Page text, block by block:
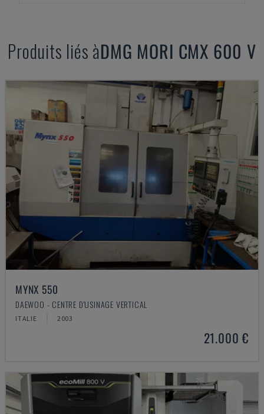
Produits liés àDMG MORI CMX 600 V
MYNX 550
DAEWOO - CENTRE D'USINAGE VERTICAL
ITALIE 2003
21.000 €